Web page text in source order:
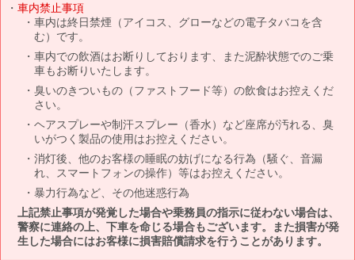
車内禁止事項
車内は終日禁煙（アイコス、グローなどの電子タバコを含
む）です。
車内での飲酒はお断りしております、また泥酔状態でのご乗
車もお断りいたします。
臭いのきついもの（ファストフード等）の飲食はお控えくだ
さい。
ヘアスプレーや制汗スプレー（香水）など座席が汚れる、臭
いがつく製品の使用はお控えください。
消灯後、他のお客様の睡眠の妨げになる行為（騒ぐ、音漏
れ、スマートフォンの操作）等はお控えください。
暴力行為など、その他迷惑行為
上記禁止事項が発覚した場合や乗務員の指示に従わない場合は、
警察に連絡の上、下車を命じる場合もございます。また損害が発
生した場合にはお客様に損害賠償請求を行うことがあります。